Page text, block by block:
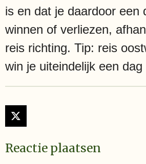
is en dat je daardoor een
winnen of verliezen,
reis richting. Tip: reis
win je uiteindelijk een dag
X
Reactie plaatsen